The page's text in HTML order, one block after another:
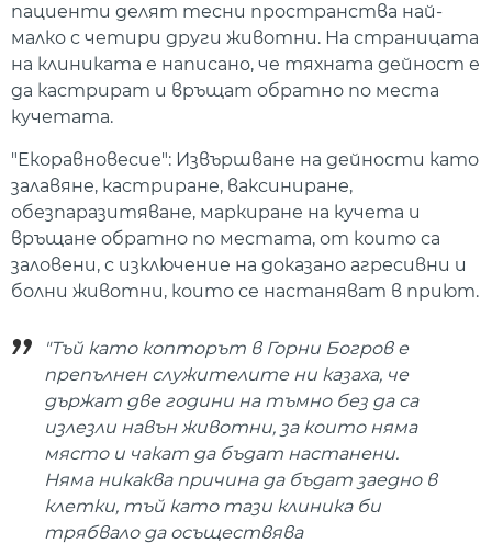
пациенти делят тесни пространства най-
малко с четири други животни. На страницата
на клиниката е написано, че тяхната дейност е
да кастрират и връщат обратно по места
кучетата.
"Екоравновесие": Извършване на дейности като
залавяне, кастриране, ваксиниране,
обезпаразитяване, маркиране на кучета и
връщане обратно по местата, от които са
заловени, с изключение на доказано агресивни и
болни животни, които се настаняват в приют.
"Тъй като копторът в Горни Богров е
препълнен служителите ни казаха, че
държат две години на тъмно без да са
излезли навън животни, за които няма
място и чакат да бъдат настанени.
Няма никаква причина да бъдат заедно в
клетки, тъй като тази клиника би
трябвало да осъществява